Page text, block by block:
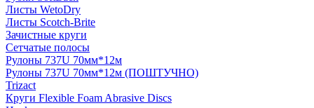
Листы WetoDry
Листы Scotch-Brite
Зачистные круги
Сетчатые полосы
Рулоны 737U 70мм*12м
Рулоны 737U 70мм*12м (ПОШТУЧНО)
Trizact
Круги Flexible Foam Abrasive Discs